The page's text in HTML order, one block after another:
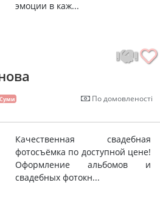
эмоции в каж...
Суми По домовленості
Качественная свадебная
фотосъёмка по доступной цене!
Оформление альбомов и
свадебных фотокн...